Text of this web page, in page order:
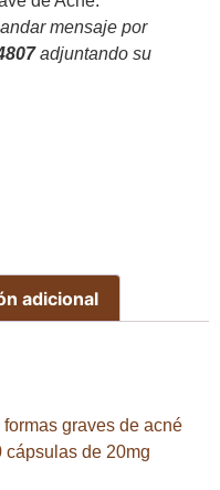
mensaje por
adjuntando su
adicional
graves de acné
cápsulas de 20mg